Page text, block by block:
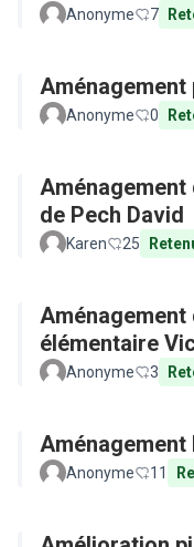
Anonyme 7
Aménagement
Anonyme 0
Aménagement
de Pech David
Karen 25
Aménagement
élémentaire
Anonyme 3
Aménagement
Anonyme 11